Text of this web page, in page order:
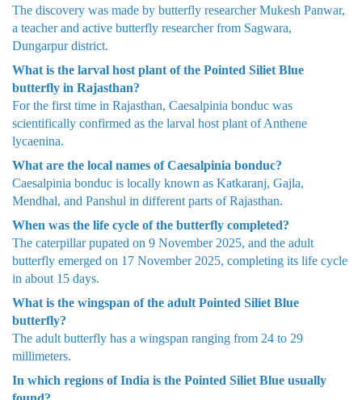
The discovery was made by butterfly researcher Mukesh Panwar,
a teacher and active butterfly researcher from Sagwara,
Dungarpur district.
What is the larval host plant of the Pointed Siliet Blue
butterfly in Rajasthan?
For the first time in Rajasthan, Caesalpinia bonduc was
scientifically confirmed as the larval host plant of Anthene
lycaenina.
What are the local names of Caesalpinia bonduc?
Caesalpinia bonduc is locally known as Katkaranj, Gajla,
Mendhal, and Panshul in different parts of Rajasthan.
When was the life cycle of the butterfly completed?
The caterpillar pupated on 9 November 2025, and the adult
butterfly emerged on 17 November 2025, completing its life cycle
in about 15 days.
What is the wingspan of the adult Pointed Siliet Blue
butterfly?
The adult butterfly has a wingspan ranging from 24 to 29
millimeters.
In which regions of India is the Pointed Siliet Blue usually